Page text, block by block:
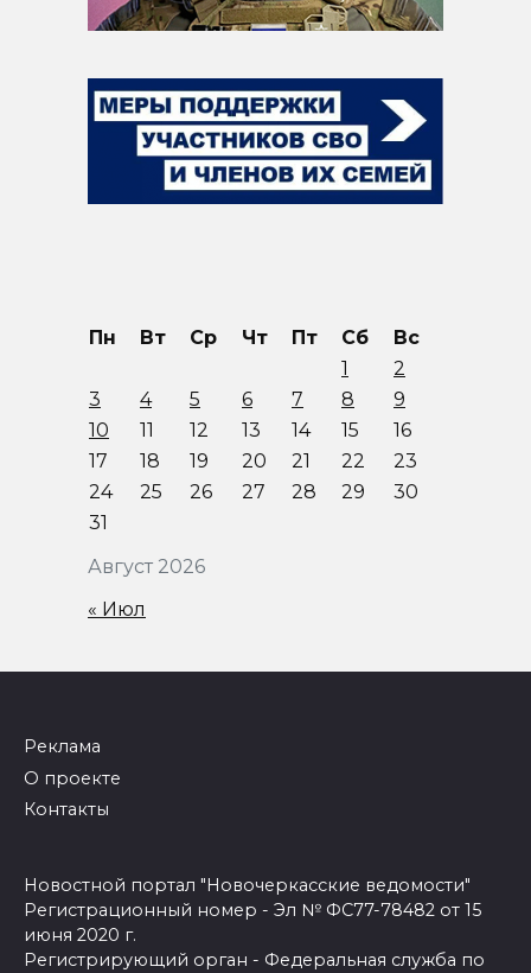
Август 2026
Пн Вт Ср Чт Пт Сб
Вс
1
2
3
4 5 6 7 8
9
10
11 12 13 14 15
16
17
18 19 20 21 22
23
24
25 26 27 28 29
30
31
« Июл
Реклама
О проекте
Контакты
Новостной портал "Новочеркасские ведомости"
Регистрационный номер - Эл № ФС77-78482 от 15
июня 2020 г.
Регистрирующий орган - Федеральная служба по